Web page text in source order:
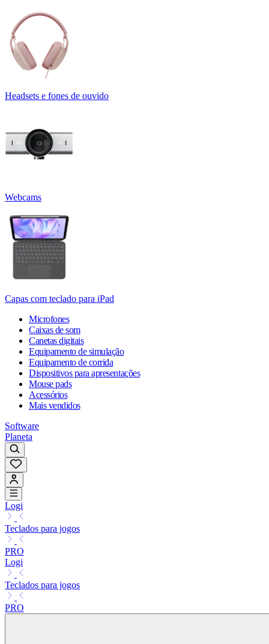
Headsets e fones de ouvido
Webcams
Capas com teclado para iPad
Microfones
Caixas de som
Canetas digitais
Equipamento de simulação
Equipamento de corrida
Dispositivos para apresentações
Mouse pads
Acessórios
Mais vendidos
Software
Planeta
Logi
Teclados para jogos
PRO
Logi
Teclados para jogos
PRO